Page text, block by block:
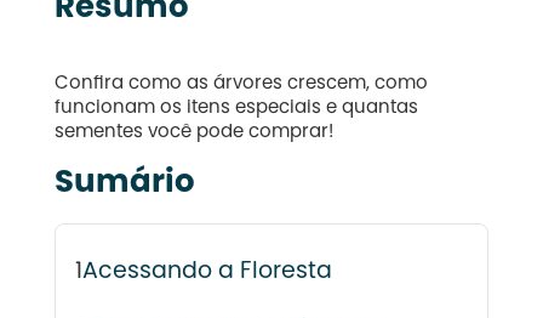
Resumo
Confira como as árvores crescem, como
funcionam os itens especiais e quantas
sementes você pode comprar!
Sumário
1Acessando a Floresta